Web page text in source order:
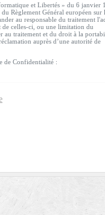
et Libertés » du 6 janvier
Règlement Général européen sur
au responsable du traitement
de celles-ci, ou une limitation du
au traitement et du droit à la
auprès d’une autorité de
de Confidentialité :